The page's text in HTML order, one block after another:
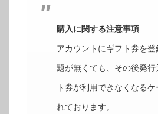
購入に関する注意事項
アカウントにギフト券を登
題が無くても、その後発行
ト券が利用できなくなるケ
れております。